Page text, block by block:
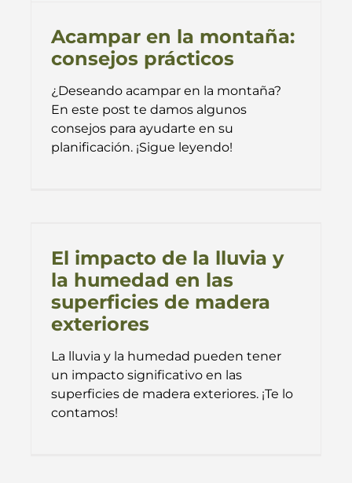
Acampar en la montaña:
consejos prácticos
¿Deseando acampar en la montaña?
En este post te damos algunos
consejos para ayudarte en su
planificación. ¡Sigue leyendo!
El impacto de la lluvia y
la humedad en las
superficies de madera
exteriores
La lluvia y la humedad pueden tener
un impacto significativo en las
superficies de madera exteriores. ¡Te lo
contamos!